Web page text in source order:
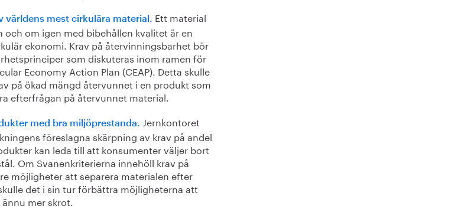
världens mest cirkulära material. Ett material
och om igen med bibehållen kvalitet är en
ekonomi. Krav på återvinningsbarhet bör
som diskuteras inom ramen för
Economy Action Plan (CEAP). Detta skulle
på ökad mängd återvunnet i en produkt som
efterfrågan på återvunnet material.
med bra miljöprestanda. Jernkontoret
föreslagna skärpning av krav på andel
kan leda till att konsumenter väljer bort
Om Svanenkriterierna innehöll krav på
möjligheter att separera materialen efter
det i sin tur förbättra möjligheterna att
mer skrot.